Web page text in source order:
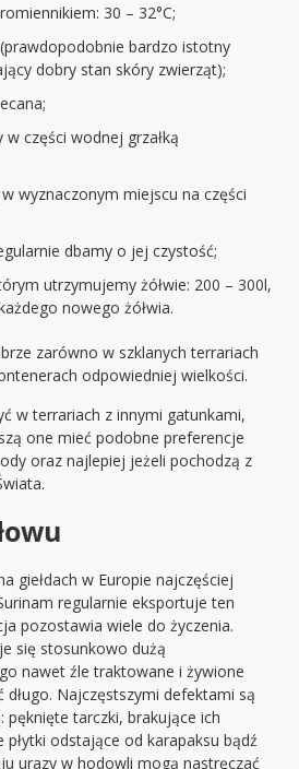
30 – 32°C;
bardzo istotny
dobry stan skóry zwierząt);
części wodnej grzałką
wyznaczonym miejscu na części
dbamy o jej czystość;
utrzymujemy żółwie: 200 – 300l,
nowego żółwia.
zarówno w szklanych terrariach
odpowiedniej wielkości.
w terrariach z innymi gatunkami,
one mieć podobne preferencje
oraz najlepiej jeżeli pochodzą z
giełdach w Europie najczęściej
regularnie eksportuje ten
pozostawia wiele do życzenia.
się stosunkowo dużą
nawet źle traktowane i żywione
długo. Najczęstszymi defektami są
pęknięte tarczki, brakujące ich
płytki odstające od karapaksu bądź
urazy w hodowli mogą nastręczać